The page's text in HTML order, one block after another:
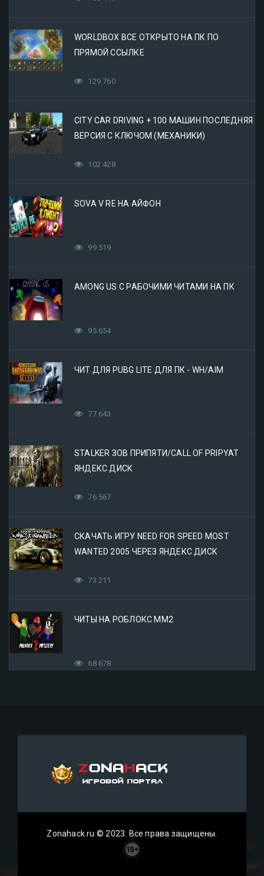
WORLDBOX ВСЕ ОТКРЫТО НА ПК ПО
ПРЯМОЙ ССЫЛКЕ
129 760
CITY CAR DRIVING + 100 МАШИН ПОСЛЕДНЯЯ
ВЕРСИЯ С КЛЮЧОМ (МЕХАНИКИ)
102 428
SOVA V RE НА АЙФОН
99 519
AMONG US С РАБОЧИМИ ЧИТАМИ НА ПК
95 654
ЧИТ ДЛЯ PUBG LITE ДЛЯ ПК - WH/AIM
77 643
STALKER ЗОВ ПРИПЯТИ/CALL OF PRIPYAT
ЯНДЕКС ДИСК
76 567
СКАЧАТЬ ИГРУ NEED FOR SPEED MOST
WANTED 2005 ЧЕРЕЗ ЯНДЕКС ДИСК
73 211
ЧИТЫ НА РОБЛОКС ММ2
68 678
Zonahack.ru © 2023. Все права защищены.